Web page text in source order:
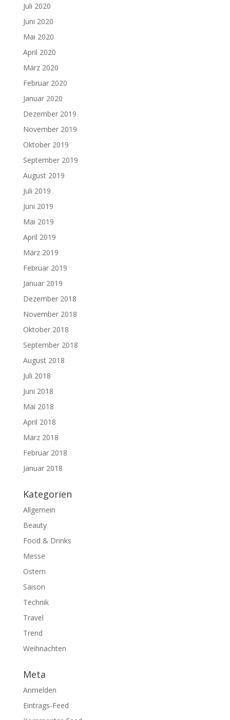
Juli 2020
Juni 2020
Mai 2020
April 2020
März 2020
Februar 2020
Januar 2020
Dezember 2019
November 2019
Oktober 2019
September 2019
August 2019
Juli 2019
Juni 2019
Mai 2019
April 2019
März 2019
Februar 2019
Januar 2019
Dezember 2018
November 2018
Oktober 2018
September 2018
August 2018
Juli 2018
Juni 2018
Mai 2018
April 2018
März 2018
Februar 2018
Januar 2018
Kategorien
Allgemein
Beauty
Food & Drinks
Messe
Ostern
Saison
Technik
Travel
Trend
Weihnachten
Meta
Anmelden
Eintrags-Feed